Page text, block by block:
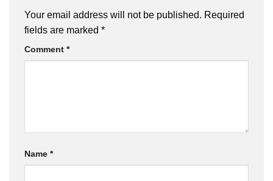
Your email address will not be published. Required
fields are marked *
Comment *
Name *